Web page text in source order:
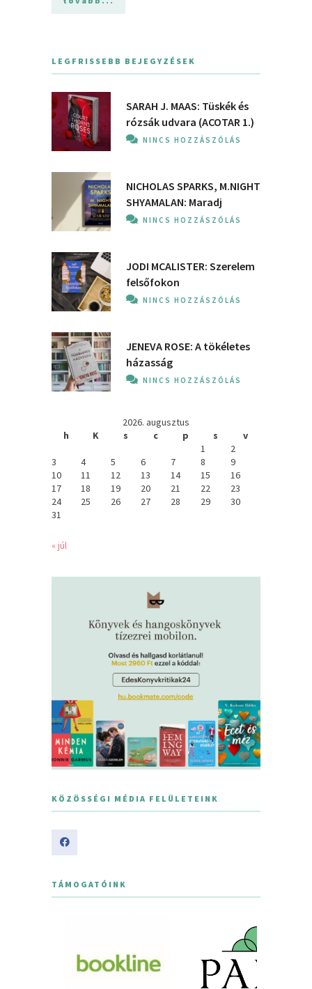
LEGFRISSEBB BEJEGYZÉSEK
SARAH J. MAAS: Tüskék és
rózsák udvara (ACOTAR 1.)
NINCS HOZZÁSZÓLÁS
NICHOLAS SPARKS, M.NIGHT
SHYAMALAN: Maradj
NINCS HOZZÁSZÓLÁS
JODI MCALISTER: Szerelem
felsőfokon
NINCS HOZZÁSZÓLÁS
JENEVA ROSE: A ​tökéletes
házasság
NINCS HOZZÁSZÓLÁS
2026. augusztus
h
K s c p s
v
1
2
3
4 5 6 7 8
9
10
11 12 13 14 15
16
17
18 19 20 21 22
23
24
25 26 27 28 29
30
31
« júl
KÖZÖSSÉGI MÉDIA FELÜLETEINK
TÁMOGATÓINK